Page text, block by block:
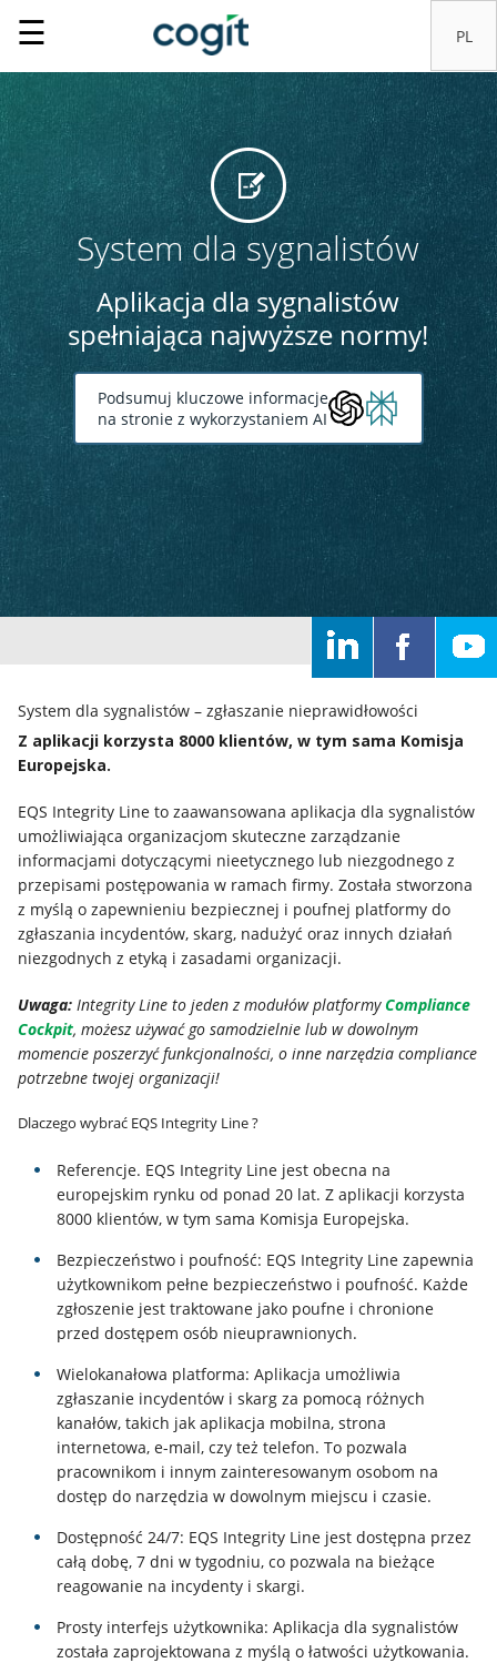
Home
Rozwiązania
Systemy
IT
Usługi
Klienci
Kariera
firmie
Kontakt
☰
System dla sygnalistów
Aplikacja dla sygnalistów
spełniająca najwyższe normy!
Podsumuj kluczowe informacje
na stronie z wykorzystaniem AI
System dla sygnalistów – zgłaszanie nieprawidłowości
Z aplikacji korzysta 8000 klientów, w tym sama Komisja
Europejska.
EQS Integrity Line to zaawansowana aplikacja dla sygnalistów
umożliwiająca organizacjom skuteczne zarządzanie
informacjami dotyczącymi nieetycznego lub niezgodnego z
przepisami postępowania w ramach firmy. Została stworzona
z myślą o zapewnieniu bezpiecznej i poufnej platformy do
zgłaszania incydentów, skarg, nadużyć oraz innych działań
niezgodnych z etyką i zasadami organizacji.
Uwaga:Integrity Line to jeden z modułów platformyCompliance
Cockpit, możesz używać go samodzielnie lub w dowolnym
momencie poszerzyć funkcjonalności, o inne narzędzia compliance
potrzebne twojej organizacji!
Dlaczego wybrać EQS Integrity Line ?
Referencje. EQS Integrity Line jest obecna na
europejskim rynku od ponad 20 lat. Z aplikacji korzysta
8000 klientów, w tym sama Komisja Europejska.
Bezpieczeństwo i poufność: EQS Integrity Line zapewnia
użytkownikom pełne bezpieczeństwo i poufność. Każde
zgłoszenie jest traktowane jako poufne i chronione
przed dostępem osób nieuprawnionych.
Wielokanałowa platforma: Aplikacja umożliwia
zgłaszanie incydentów i skarg za pomocą różnych
kanałów, takich jak aplikacja mobilna, strona
internetowa, e-mail, czy też telefon. To pozwala
pracownikom i innym zainteresowanym osobom na
dostęp do narzędzia w dowolnym miejscu i czasie.
Dostępność 24/7: EQS Integrity Line jest dostępna przez
całą dobę, 7 dni w tygodniu, co pozwala na bieżące
reagowanie na incydenty i skargi.
Prosty interfejs użytkownika: Aplikacja dla sygnalistów
została zaprojektowana z myślą o łatwości użytkowania.